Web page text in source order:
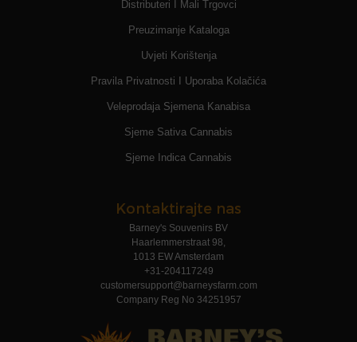
Distributeri I Mali Trgovci
Preuzimanje Kataloga
Uvjeti Korištenja
Pravila Privatnosti I Uporaba Kolačića
Veleprodaja Sjemena Kanabisa
Sjeme Sativa Cannabis
Sjeme Indica Cannabis
Kontaktirajte nas
Barney's Souvenirs BV
Haarlemmerstraat 98,
1013 EW Amsterdam
+31-204117249
customersupport@barneysfarm.com
Company Reg No 34251957